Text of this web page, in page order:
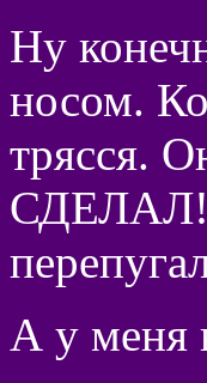
Ну
носом.
трясся.
СДЕЛАЛ!"
А у меня